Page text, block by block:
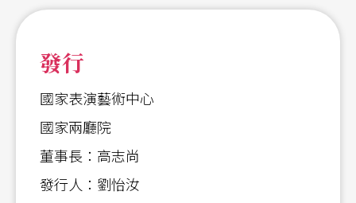
發行
國家表演藝術中心
國家兩廳院
董事長：高志尚
發行人：劉怡汝